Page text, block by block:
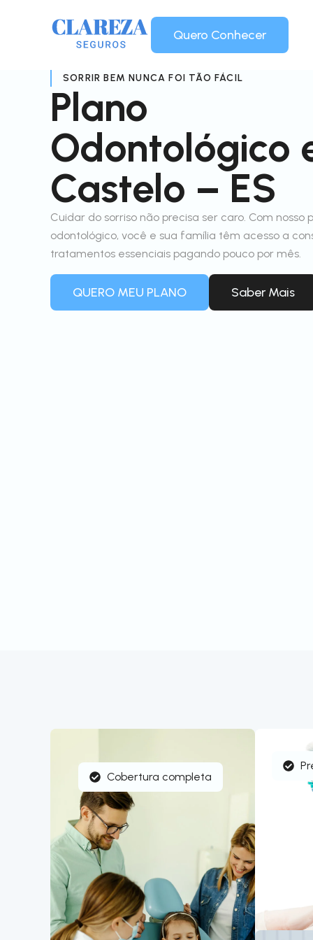
Quero Conhecer
SORRIR BEM NUNCA FOI TÃO FÁCIL
Plano
Odontológico
Castelo – ES
Cuidar do sorriso não precisa ser caro. Com nosso
odontológico, você e sua família têm acesso a
tratamentos essenciais pagando pouco por mês.
QUERO MEU PLANO Saber Mais
Cobertura completa